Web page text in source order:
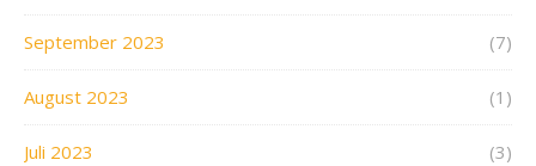
September 2023 (7)
August 2023 (1)
Juli 2023 (3)